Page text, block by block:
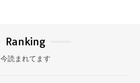
Ranking
今読まれてます